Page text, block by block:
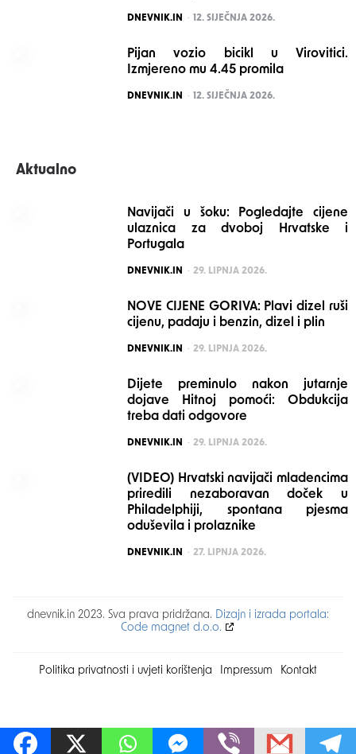
POSTED
DNEVNIK.IN 12. SIJEČNJA 2026.
Pijan vozio bicikl u Virovitici.
Izmjereno mu 4.45 promila
POSTED
DNEVNIK.IN 12. SIJEČNJA 2026.
Aktualno
Navijači u šoku: Pogledajte cijene
ulaznica za dvoboj Hrvatske i
Portugala
POSTED
DNEVNIK.IN 29. LIPNJA 2026.
NOVE CIJENE GORIVA: Plavi dizel ruši
cijenu, padaju i benzin, dizel i plin
POSTED
DNEVNIK.IN 29. LIPNJA 2026.
Dijete preminulo nakon jutarnje
dojave Hitnoj pomoći: Obdukcija
treba dati odgovore
POSTED
DNEVNIK.IN 29. LIPNJA 2026.
(VIDEO) Hrvatski navijači mladencima
priredili nezaboravan doček u
Philadelphiji, spontana pjesma
oduševila i prolaznike
POSTED
DNEVNIK.IN 27. LIPNJA 2026.
dnevnik.in 2023. Sva prava pridržana. Dizajn i izrada portala:
Code magnet d.o.o.
Politika privatnosti i uvjeti korištenja Impressum Kontakt